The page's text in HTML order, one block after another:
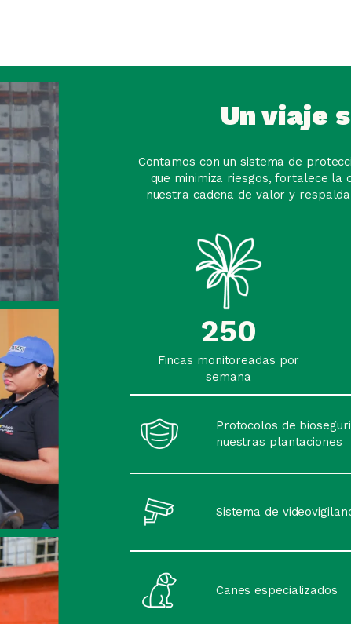
Un viaje
Contamos con un sistema de
que minimiza riesgos, fortalece la
nuestra cadena de valor y
250
Fincas monitoreadas por
semana
Protocolos de
nuestras plantaciones
Sistema de
Canes especializados